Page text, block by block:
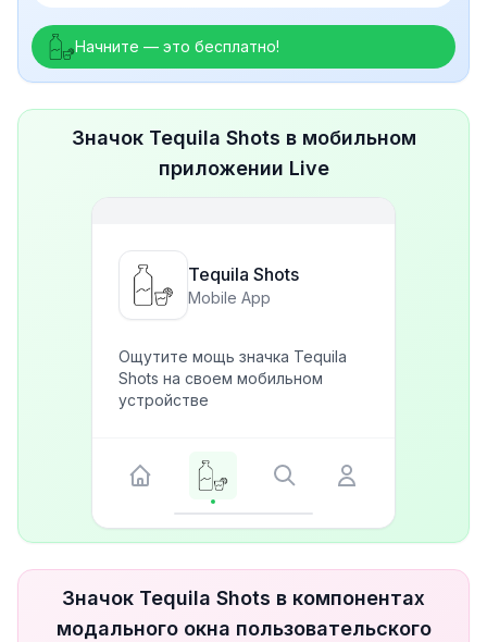
Начните — это бесплатно!
Значок Tequila Shots в мобильном
приложении Live
Tequila Shots
Mobile App
Ощутите мощь значка Tequila
Shots на своем мобильном
устройстве
Значок Tequila Shots в компонентах
модального окна пользовательского